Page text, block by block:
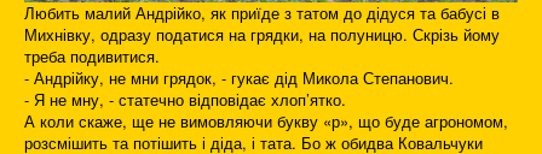
Любить малий Андрійко, як приїде з татом до дідуся та бабусі в
Михнівку, одразу податися на грядки, на полуницю. Скрізь йому
треба подивитися.
- Андрійку, не мни грядок, - гукає дід Микола Степанович.
- Я не мну, - статечно відповідає хлоп’ятко.
А коли скаже, ще не вимовляючи букву «р», що буде агрономом,
розсмішить та потішить і діда, і тата. Бо ж обидва Ковальчуки